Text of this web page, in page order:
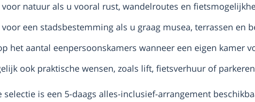
voor natuur als u vooral rust, wandelroutes en
voor een stadsbestemming als u graag musea, terrassen en
het aantal eenpersoonskamers wanneer een eigen kamer
ook praktische wensen, zoals lift, fietsverhuur of
selectie is een 5-daags alles-inclusief-arrangement